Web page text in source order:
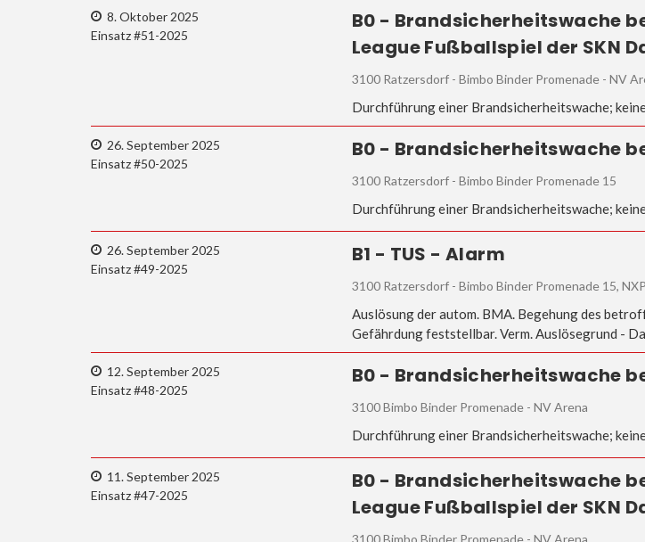
8. Oktober 2025
Einsatz #51-2025
B0 - Brandsicherheitswache
League Fußballspiel der SKN
3100 Ratzersdorf - Bimbo Binder Promenade - NV
Durchführung einer Brandsicherheitswache;
26. September 2025
Einsatz #50-2025
B0 - Brandsicherheitswache
3100 Ratzersdorf - Bimbo Binder Promenade 15
Durchführung einer Brandsicherheitswache;
26. September 2025
Einsatz #49-2025
B1 - TUS - Alarm
3100 Ratzersdorf - Bimbo Binder Promenade 15,
Auslösung der autom. BMA. Begehung des
Gefährdung feststellbar. Verm. Auslösegrund -
12. September 2025
Einsatz #48-2025
B0 - Brandsicherheitswache
3100 Bimbo Binder Promenade - NV Arena
Durchführung einer Brandsicherheitswache;
11. September 2025
Einsatz #47-2025
B0 - Brandsicherheitswache
League Fußballspiel der SKN